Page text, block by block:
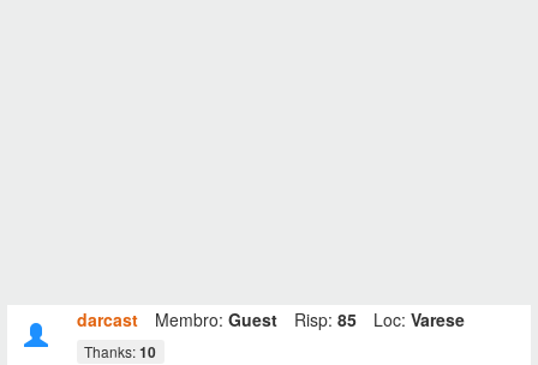
darcast Membro: Guest Risp: 85 Loc: Varese
Thanks:10